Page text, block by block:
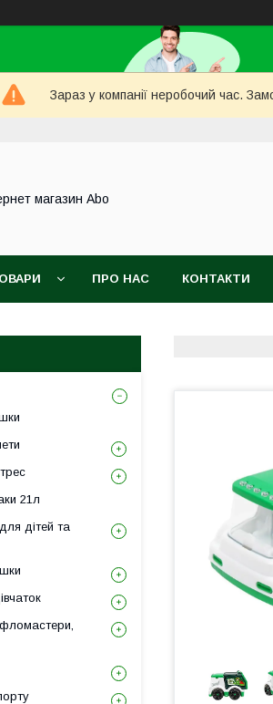
Зараз у компанії неробочий час.
магазин Abo
ПРО НАС КОНТАКТИ
21л
дітей та
фломастери,